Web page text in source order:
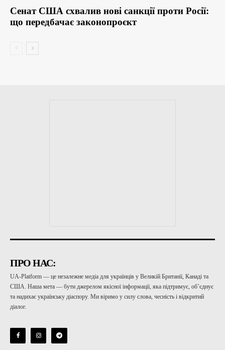
Сенат США схвалив нові санкції проти Росії:
що передбачає законопроєкт
ПРО НАС:
UA-Platform — це незалежне медіа для українців у Великій Британії, Канаді та
США. Наша мета — бути джерелом якісної інформації, яка підтримує, об’єднує
та надихає українську діаспору. Ми віримо у силу слова, чесність і відкритий
діалог.